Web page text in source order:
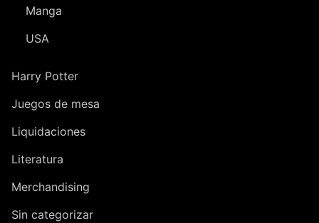
Manga
USA
Harry Potter
Juegos de mesa
Liquidaciones
Literatura
Merchandising
Sin categorizar